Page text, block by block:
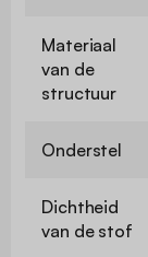
Materiaal
van de
structuur
Onderstel
Dichtheid
van de stof